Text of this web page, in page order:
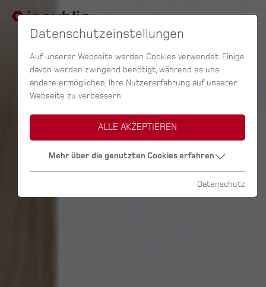
Datenschutzeinstellungen
Auf unserer Webseite werden Cookies verwendet. Einige
davon werden zwingend benötigt, während es uns
andere ermöglichen, Ihre Nutzererfahrung auf unserer
Webseite zu verbessern.
ALLE AKZEPTIEREN
Mehr über die genutzten Cookies erfahren
Datenschutz